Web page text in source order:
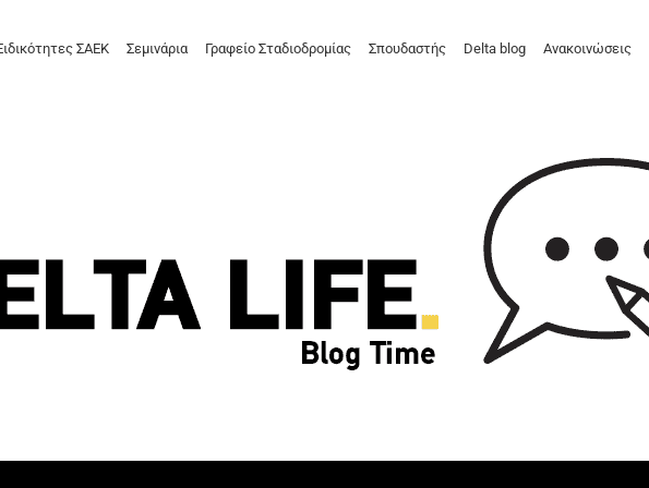
ΣΑΕΚ Σεμινάρια Γραφείο Σταδιοδρομίας Σπουδαστής Delta blog Ανακοινώσεις